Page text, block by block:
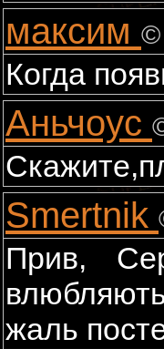
максим ©
Когда
Аньчоус
Smertnik
Прив,
жаль